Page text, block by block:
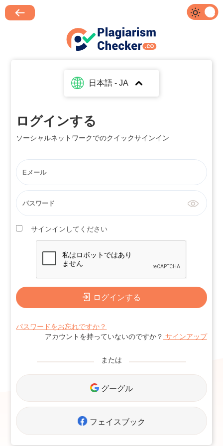
日本語 - JA
ログインする
ソーシャルネットワークでのクイックサインイン
サインインしてください
ログインする
パスワードをお忘れですか？
アカウントを持っていないのですか？ サインアップ
または
グーグル
フェイスブック